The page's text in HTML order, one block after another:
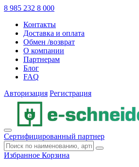
8 985 232 8 000
Контакты
Доставка и оплата
Обмен /возврат
О компании
Партнерам
Блог
FAQ
Авторизация Регистрация
Сертифицированный партнер
Избранное Корзина